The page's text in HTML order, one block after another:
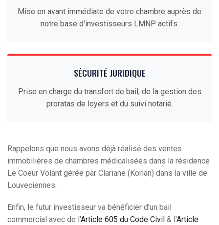
Mise en avant immédiate de votre chambre auprès de
notre base d'investisseurs LMNP actifs.
SÉCURITÉ JURIDIQUE
Prise en charge du transfert de bail, de la gestion des
proratas de loyers et du suivi notarié.
Rappelons que nous avons déjà réalisé des ventes
immobilières de chambres médicalisées dans la résidence
Le Coeur Volant gérée par Clariane (Korian) dans la ville de
Louveciennes.
Enfin, le futur investisseur va bénéficier d'un bail
commercial avec de l'Article 605 du Code Civil & l'Article